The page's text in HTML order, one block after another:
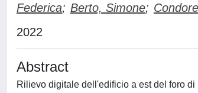
Federica; Berto, Simone;
2022
Abstract
Rilievo digitale dell'edificio a est del foro